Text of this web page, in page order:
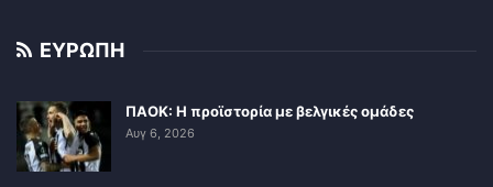
ΕΥΡΩΠΗ
ΠΑΟΚ: Η προϊστορία με βελγικές ομάδες
Αυγ 6, 2026